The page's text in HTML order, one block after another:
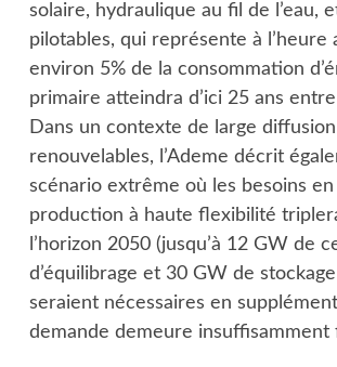
solaire, hydraulique au fil de l’eau,
pilotables, qui représente à l’heure
environ 5% de la consommation
primaire atteindra d’ici 25 ans
Dans un contexte de large
renouvelables, l’Ademe décrit
scénario extrême où les besoins
production à haute flexibilité
l’horizon 2050 (jusqu’à 12 GW de
d’équilibrage et 30 GW de
seraient nécessaires en
demande demeure insuffisamment